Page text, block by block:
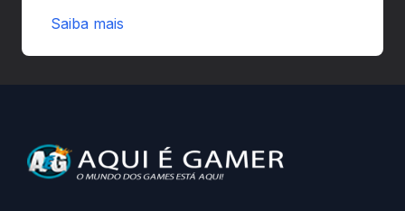
preload e avisa que quem usar versões não
da Playground: negação do preload,
medidas contra acessos não autorizados
Saiba mais